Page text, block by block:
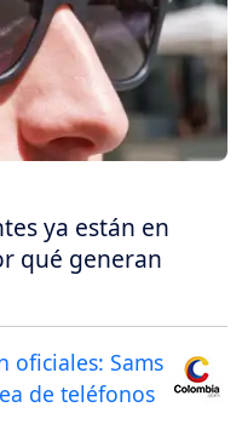
ya están en
qué generan